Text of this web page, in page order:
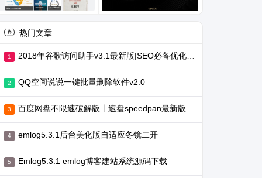
热门文章
2018年谷歌访问助手v3.1最新版|SEO必备优化工具
QQ空间说说一键批量删除软件v2.0
百度网盘不限速破解版丨速盘speedpan最新版
emlog5.3.1后台美化版自适应冬镜二开
Emlog5.3.1 emlog博客建站系统源码下载